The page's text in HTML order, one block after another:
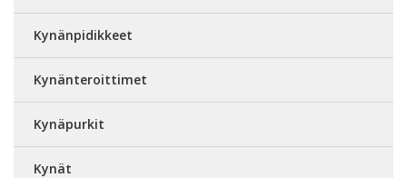
Kynänpidikkeet
Kynänteroittimet
Kynäpurkit
Kynät